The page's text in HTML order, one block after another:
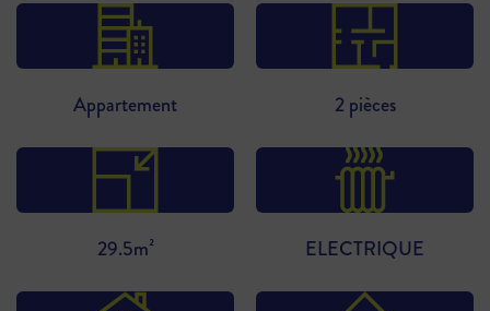
Appartement 2 pièces
29.5m² ELECTRIQUE